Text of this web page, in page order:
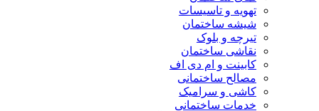
تهویه و تاسیسات
شیشه ساختمان
تیرچه و بلوک
نقاشی ساختمان
کابینت و ام دی اف
مصالح ساختمانی
کاشی و سرامیک
خدمات ساختمانی